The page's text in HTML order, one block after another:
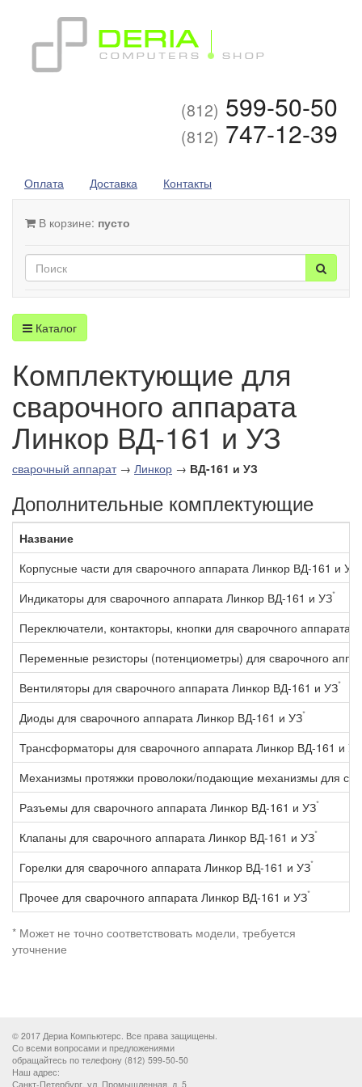
(812) 599-50-50
(812) 747-12-39
Оплата Доставка Контакты
В корзине: пусто
Каталог
Комплектующие для
сварочного аппарата
Линкор ВД-161 и УЗ
сварочный аппарат→ Линкор → ВД-161 и УЗ
Дополнительные комплектующие
Название
Корпусные части для сварочного аппарата Линкор ВД-161 и УЗ
Индикаторы для сварочного аппарата Линкор ВД-161 и УЗ*
Переключатели, контакторы, кнопки для сварочного аппарата
Переменные резисторы (потенциометры) для сварочного
Вентиляторы для сварочного аппарата Линкор ВД-161 и УЗ*
Диоды для сварочного аппарата Линкор ВД-161 и УЗ*
Трансформаторы для сварочного аппарата Линкор ВД-161 и УЗ
Механизмы протяжки проволоки/подающие механизмы для
Разъемы для сварочного аппарата Линкор ВД-161 и УЗ*
Клапаны для сварочного аппарата Линкор ВД-161 и УЗ*
Горелки для сварочного аппарата Линкор ВД-161 и УЗ*
Прочее для сварочного аппарата Линкор ВД-161 и УЗ*
* Может не точно соответствовать модели, требуется
уточнение
© 2017 Дериа Компьютерс. Все права защищены.
Со всеми вопросами и предложениями
обращайтесь по телефону (812) 599-50-50
Наш адрес:
Санкт-Петербург, ул. Промышленная, д. 5